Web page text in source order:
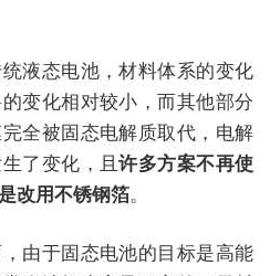
液态电池，材料体系的变化
变化相对较小，而其他部分
全被固态电解质取代，电解
了变化，且许多方案不再使
改用不锈钢箔。
由于固态电池的目标是高能